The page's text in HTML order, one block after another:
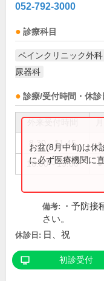
052-792-3000
診療科目
ペインクリニック外科
尿器科
診療/受付時間・休診
8:30～11:45 ●
16:00～19:00 ●
お盆(8月中旬)は休
に必ず医療機関に
備考:
・予防接
さい。
休診日: 日、祝
初診受付